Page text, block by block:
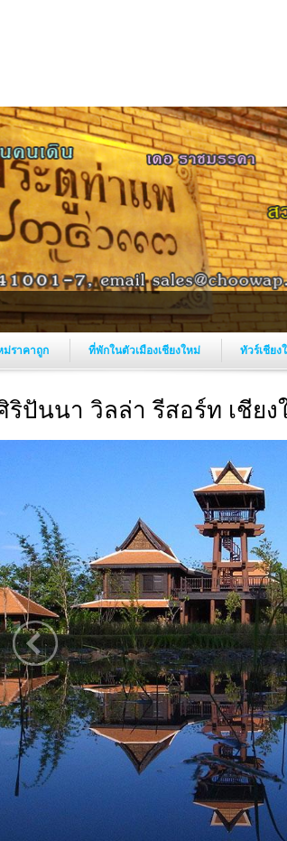
ม่ราคาถูก ที่พักในตัวเมืองเชียงใหม่ ทัวร์เชียง
ริปันนา วิลล่า รีสอร์ท เชียง